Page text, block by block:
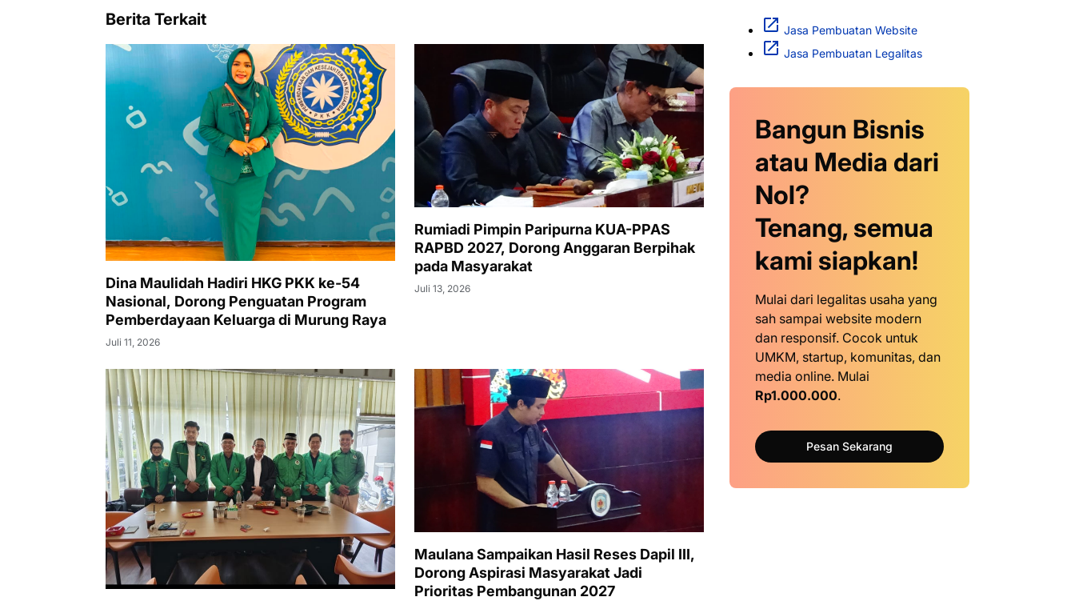
Berita Terkait
Dina Maulidah Hadiri HKG PKK ke-54
Nasional, Dorong Penguatan Program
Pemberdayaan Keluarga di Murung Raya
Juli 11, 2026
Rumiadi Pimpin Paripurna KUA-PPAS
RAPBD 2027, Dorong Anggaran Berpihak
pada Masyarakat
Juli 13, 2026
Maulana Sampaikan Hasil Reses Dapil III,
Dorong Aspirasi Masyarakat Jadi
Prioritas Pembangunan 2027
Jasa Pembuatan Website
Jasa Pembuatan Legalitas
Bangun Bisnis
atau Media dari
Nol?
Tenang, semua
kami siapkan!
Mulai dari legalitas usaha yang
sah sampai website modern
dan responsif. Cocok untuk
UMKM, startup, komunitas, dan
media online. Mulai
Rp1.000.000.
Pesan Sekarang